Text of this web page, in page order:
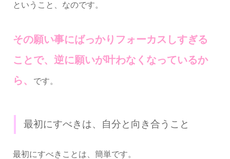
ということ、なのです。
その願い事にばっかりフォーカスしすぎる
ことで、逆に願いが叶わなくなっているか
ら、
です。
最初にすべきは、自分と向き合うこと
最初にすべきことは、簡単です。